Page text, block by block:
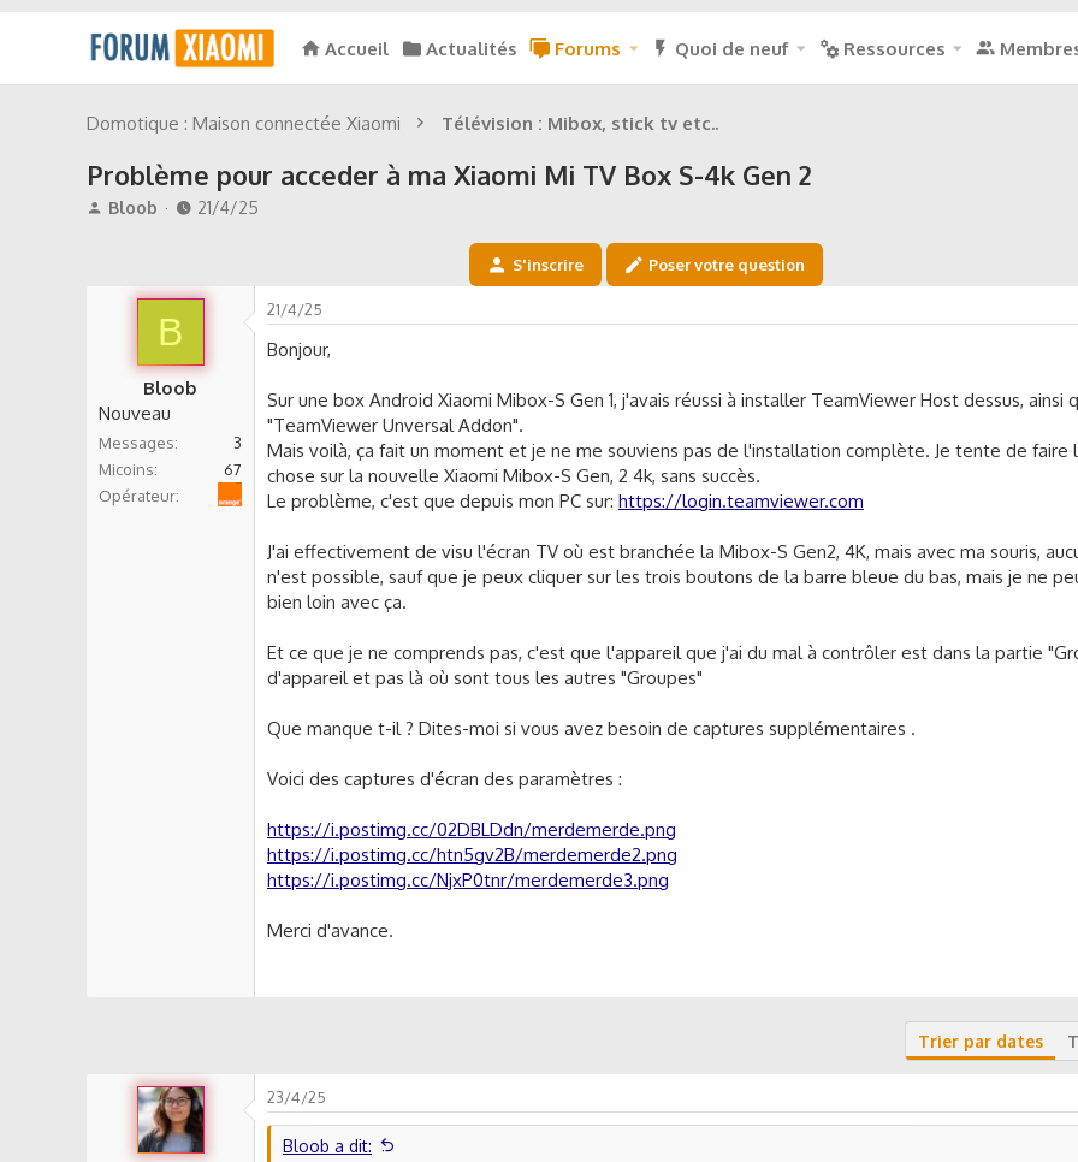
Accueil Actualités Forums Quoi de neuf Ressources
Domotique : Maison connectée Xiaomi Télévision : Mibox, stick tv etc..
Problème pour acceder à ma Xiaomi Mi TV Box S-4k Gen 2
A
a
d
s
c
Bloob
D
d
é
21/4/25
S'inscrire Poser votre question
B
Bloob
Nouveau
Messages
3
Micoins
67
Opérateur
21/4/25
Bonjour,
Sur une box Android Xiaomi Mibox-S Gen 1, j'avais réussi à installer TeamViewer Host dessus, ainsi
"TeamViewer Unversal Addon".
Mais voilà, ça fait un moment et je ne me souviens pas de l'installation complète. Je tente de faire
chose sur la nouvelle Xiaomi Mibox-S Gen, 2 4k, sans succès.
Le problème, c'est que depuis mon PC sur: https://login.teamviewer.com
J'ai effectivement de visu l'écran TV où est branchée la Mibox-S Gen2, 4K, mais avec ma souris,
n'est possible, sauf que je peux cliquer sur les trois boutons de la barre bleue du bas, mais je ne
bien loin avec ça.
Et ce que je ne comprends pas, c'est que l'appareil que j'ai du mal à contrôler est dans la partie
d'appareil et pas là où sont tous les autres "Groupes"
Que manque t-il ? Dites-moi si vous avez besoin de captures supplémentaires .
Voici des captures d'écran des paramètres :
https://i.postimg.cc/02DBLDdn/merdemerde.png
https://i.postimg.cc/htn5gv2B/merdemerde2.png
https://i.postimg.cc/NjxP0tnr/merdemerde3.png
Merci d'avance.
Trier par dates
23/4/25
Bloob a dit: